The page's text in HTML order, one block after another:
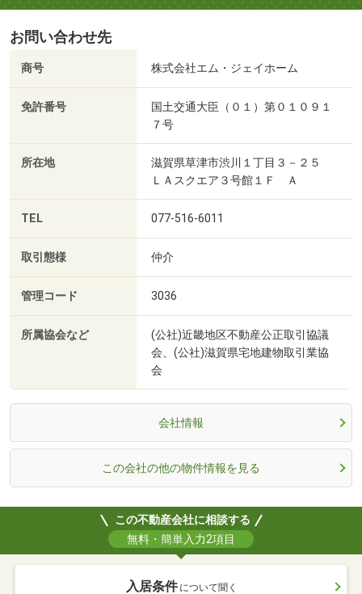
お問い合わせ先
商号 株式会社エム・ジェイホーム
免許番号
国土交通大臣（０１）第０１０９１
７号
所在地
滋賀県草津市渋川１丁目３－２５
ＬＡスクエア３号館１Ｆ Ａ
TEL 077-516-6011
取引態様 仲介
管理コード 3036
所属協会など
(公社)近畿地区不動産公正取引協議
会、(公社)滋賀県宅地建物取引業協
会
会社情報
この会社の他の物件情報を見る
この不動産会社に相談する
無料・簡単入力2項目
入居条件 について聞く